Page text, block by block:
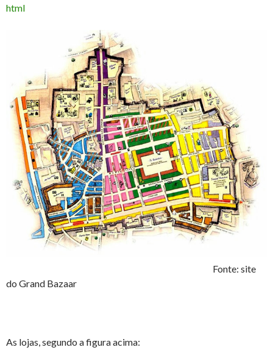
html
Fonte: site
do Grand Bazaar
As lojas, segundo a figura acima: